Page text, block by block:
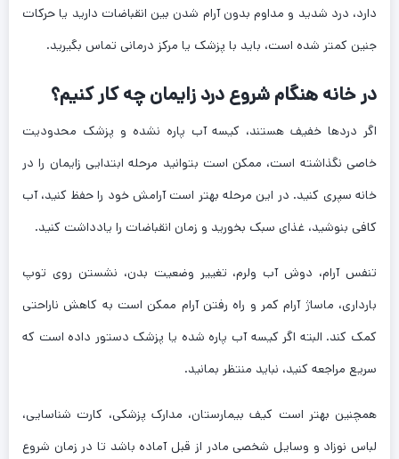
دارد، درد شدید و مداوم بدون آرام شدن بین انقباضات دارید یا حرکات
جنین کمتر شده است، باید با پزشک یا مرکز درمانی تماس بگیرید.
در خانه هنگام شروع درد زایمان چه کار کنیم؟
اگر دردها خفیف هستند، کیسه آب پاره نشده و پزشک محدودیت
خاصی نگذاشته است، ممکن است بتوانید مرحله ابتدایی زایمان را در
خانه سپری کنید. در این مرحله بهتر است آرامش خود را حفظ کنید، آب
کافی بنوشید، غذای سبک بخورید و زمان انقباضات را یادداشت کنید.
تنفس آرام، دوش آب ولرم، تغییر وضعیت بدن، نشستن روی توپ
بارداری، ماساژ آرام کمر و راه رفتن آرام ممکن است به کاهش ناراحتی
کمک کند. البته اگر کیسه آب پاره شده یا پزشک دستور داده است که
سریع مراجعه کنید، نباید منتظر بمانید.
همچنین بهتر است کیف بیمارستان، مدارک پزشکی، کارت شناسایی،
لباس نوزاد و وسایل شخصی مادر از قبل آماده باشد تا در زمان شروع